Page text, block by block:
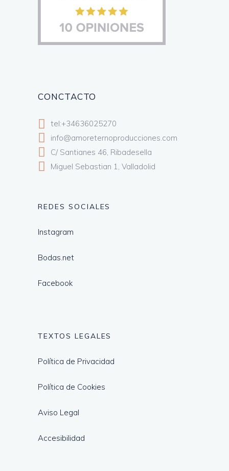
CONCTACTO
tel:+34636025270
info@amoreternoproducciones.com
C/ Santianes 46, Ribadesella
Miguel Sebastian 1, Valladolid
REDES SOCIALES
Instagram
Bodas.net
Facebook
TEXTOS LEGALES
Política de Privacidad
Política de Cookies
Aviso Legal
Accesibilidad